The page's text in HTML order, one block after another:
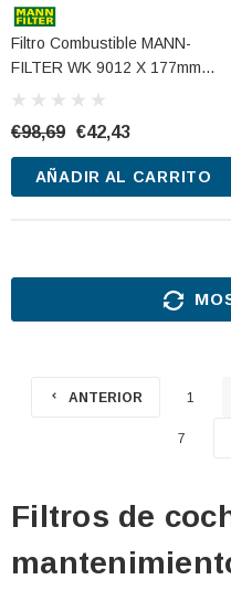
Filtro Combustible MANN-
FILTER WK 9012 X 177mm
98mm
€98,69 €42,43
AÑADIR AL CARRITO
ANTERIOR 1
7
Filtros de